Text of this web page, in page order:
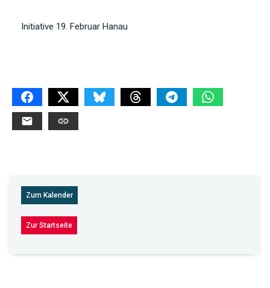
Initiative 19. Februar Hanau
Zum Kalender
Zur Startseite